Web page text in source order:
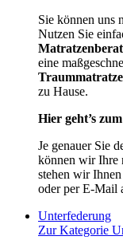
Sie können uns
Nutzen Sie
eine
zu Hause.
Hier geht’s zum
Je genauer Sie
können wir Ihre
stehen wir
oder per E-Mail
Unterfederung
Zur Kategorie